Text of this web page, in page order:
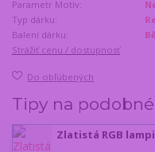
Parametr Motiv:
Typ dárku:
Balení dárku:
Strážiť cenu / dostupnosť
Do obľúbených
Tipy na
Zlatistá RGB